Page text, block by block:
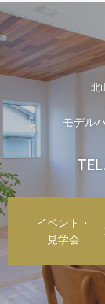
北
モデル
イベント・
見学会